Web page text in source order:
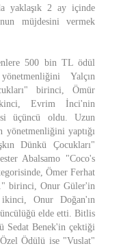
yaklaşık 2 ay içinde
müjdesini vermek
500 bin TL ödül
Yalçın
birinci, Ömür
Evrim İnci'nin
üçüncü oldu. Uzun
yaptığı
Dünkü Çocukları"
Abalsamo "Coco's
Ömer Ferhat
birinci, Onur Güler'in
Onur Doğan'ın
elde etti. Bitlis
Sedat Benek'in çektiği
Ödülü ise "Vuslat"